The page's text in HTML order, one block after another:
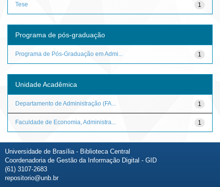
1
Tese
Programa de pós-graduação
1
Programa de Pós-Graduação em Admi...
Unidade Acadêmica
1
Departamento de Administração (FA...
1
Faculdade de Economia, Administra...
Universidade de Brasília - Biblioteca Central
Coordenadoria de Gestão da Informação Digital - GID
(61) 3107-2683
repositorio@unb.br